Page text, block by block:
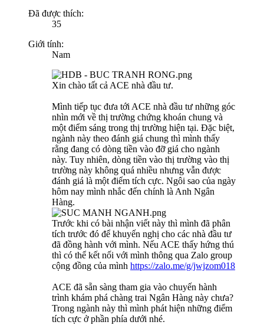
Đã được thích:
35
Giới tính:
Nam
Xin chào tất cả ACE nhà đầu tư.
Mình tiếp tục đưa tới ACE nhà đầu tư những góc
nhìn mới về thị trường chứng khoán chung và
một điểm sáng trong thị trường hiện tại. Đặc biệt,
ngành này theo đánh giá chung thì mình thấy
rằng đang có dòng tiền vào đỡ giá cho ngành
này. Tuy nhiên, dòng tiền vào thị trường vào thị
trường này không quá nhiều nhưng vẫn được
đánh giá là một điểm tích cực. Ngôi sao của ngày
hôm nay mình nhắc đến chính là Anh Ngân
Hàng.
Trước khi có bài nhận viết này thì mình đã phân
tích trước đó để khuyến nghị cho các nhà đầu tư
đã đồng hành với mình. Nếu ACE thấy hứng thú
thì có thể kết nối với mình thông qua Zalo group
cộng đồng của mình https://zalo.me/g/jwjzom018
ACE đã sẵn sàng tham gia vào chuyến hành
trình khám phá chàng trai Ngân Hàng này chưa?
Trong ngành này thì mình phát hiện những điểm
tích cực ở phần phía dưới nhé.